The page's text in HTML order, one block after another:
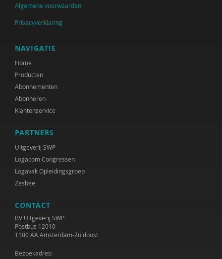
Algemene voorwaarden
Privacyverklaring
NAVIGATIE
Home
Producten
Abonnementen
Abonneren
Klantenservice
PARTNERS
Uitgeverij SWP
Logacom Congressen
Logavak Opleidingsgroep
Zesbee
CONTACT
BV Uitgeverij SWP
Postbus 12010
1100 AA Amsterdam-Zuidoost
Bezoekadres: